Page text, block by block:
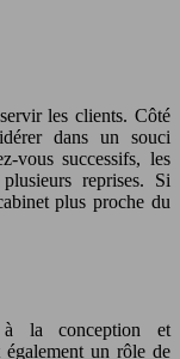
les clients. Côté
dans un souci
vous successifs, les
reprises. Si
plus proche du
la conception et
un rôle de